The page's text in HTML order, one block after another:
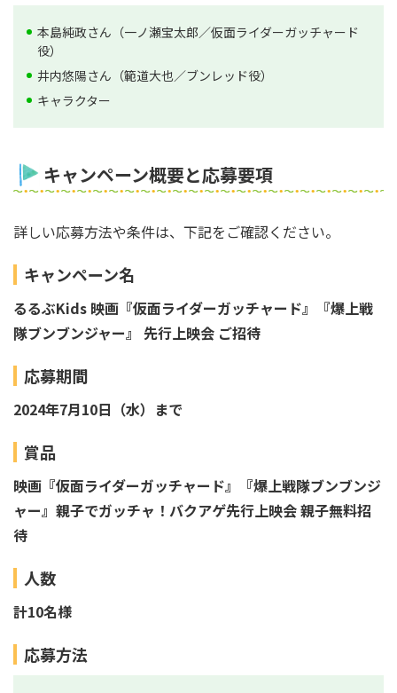
本島純政さん（一ノ瀬宝太郎／仮面ライダーガッチャード
役）
井内悠陽さん（範道大也／ブンレッド役）
キャラクター
キャンペーン概要と応募要項
詳しい応募方法や条件は、下記をご確認ください。
キャンペーン名
るるぶKids 映画『仮面ライダーガッチャード』『爆上戦
隊ブンブンジャー』 先行上映会 ご招待
応募期間
2024年7月10日（水）まで
賞品
映画『仮面ライダーガッチャード』『爆上戦隊ブンブンジ
ャー』親子でガッチャ！バクアゲ先行上映会 親子無料招
待
人数
計10名様
応募方法